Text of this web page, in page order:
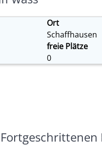
Ort
Schaffhausen
freie Plätze
0